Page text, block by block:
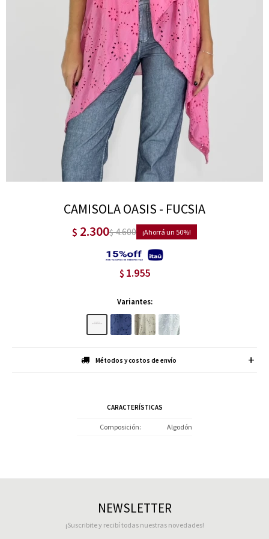
CAMISOLA OASIS - FUCSIA
$ 2.300$4.600 50
$ 1.955
Variantes:
Métodos y costos de envío
CARACTERÍSTICAS
Composición Algodón
NEWSLETTER
¡Suscribite y recibí todas nuestras novedades!